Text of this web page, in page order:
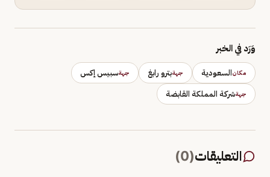
وَرَد في الخبر
مكانالسعودية جهةبترو رابغ جهةسبيس إكس
جهةشركة المملكة القابضة
التعليقات(
0
)